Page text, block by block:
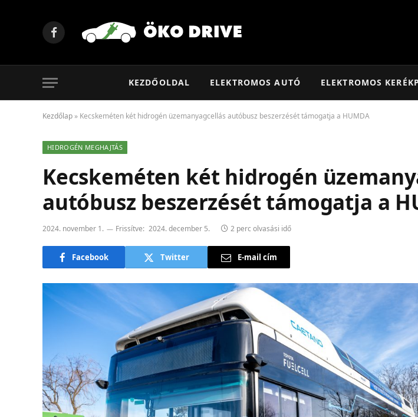
Facebook
KEZDŐOLDAL ELEKTROMOS AUTÓ ELEKTROMOS
Kezdőlap » Kecskeméten két hidrogén üzemanyagcellás autóbusz beszerzését támogatja a HUMDA
HIDROGÉN MEGHAJTÁS
Kecskeméten két hidrogén
autóbusz beszerzését támogatja a
2024. november 1. Frissítve: 2024. december 5. 2 perc olvasási idő
Facebook Twitter E-mail cím